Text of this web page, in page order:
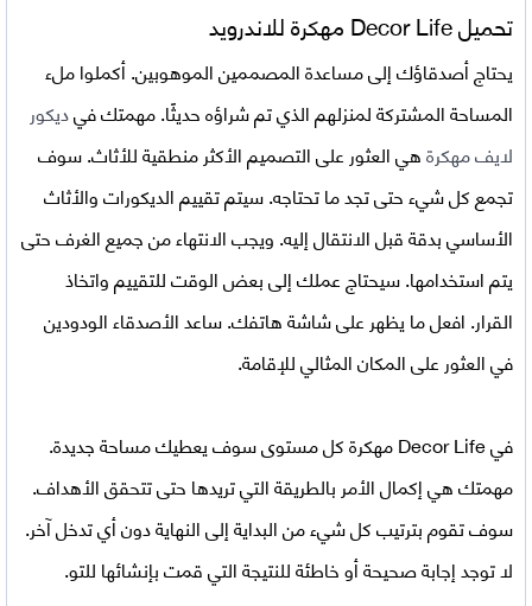
تحميلDecor Life مهكرة للاندرويد
يحتاج أصدقاؤك إلى مساعدة المصممين الموهوبين. أكملوا ملء
المساحة المشتركة لمنزلهم الذي تم شراؤه حديثًا. مهمتك فيديكور
لايف مهكرةهي العثور على التصميم الأكثر منطقية للأثاث. سوف
تجمع كل شيء حتى تجد ما تحتاجه. سيتم تقييم الديكورات والأثاث
الأساسي بدقة قبل الانتقال إليه. ويجب الانتهاء من جميع الغرف حتى
يتم استخدامها. سيحتاج عملك إلى بعض الوقت للتقييم واتخاذ
القرار. افعل ما يظهر على شاشة هاتفك. ساعد الأصدقاء الودودين
في العثور على المكان المثالي للإقامة.
فيDecor Life مهكرة
كل مستوى سوف يعطيك مساحة جديدة.
مهمتك هي إكمال الأمر بالطريقة التي تريدها حتى تتحقق الأهداف.
سوف تقوم بترتيب كل شيء من البداية إلى النهاية دون أي تدخل آخر.
لا توجد إجابة صحيحة أو خاطئة للنتيجة التي قمت بإنشائها للتو.